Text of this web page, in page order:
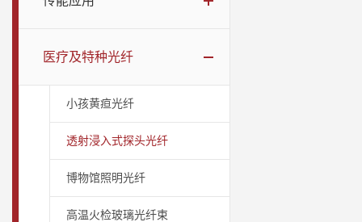
医疗及特种光纤
小孩黄疸光纤
透射浸入式探头光纤
博物馆照明光纤
高温火检玻璃光纤束